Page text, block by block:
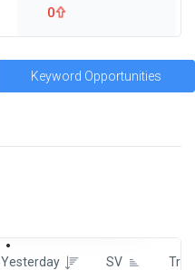
0
Keyword Opportunities
Yesterday SV